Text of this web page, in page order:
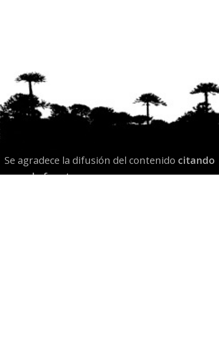
Se agradece la difusión del contenido citando
la fuente www.mapuexpress.org